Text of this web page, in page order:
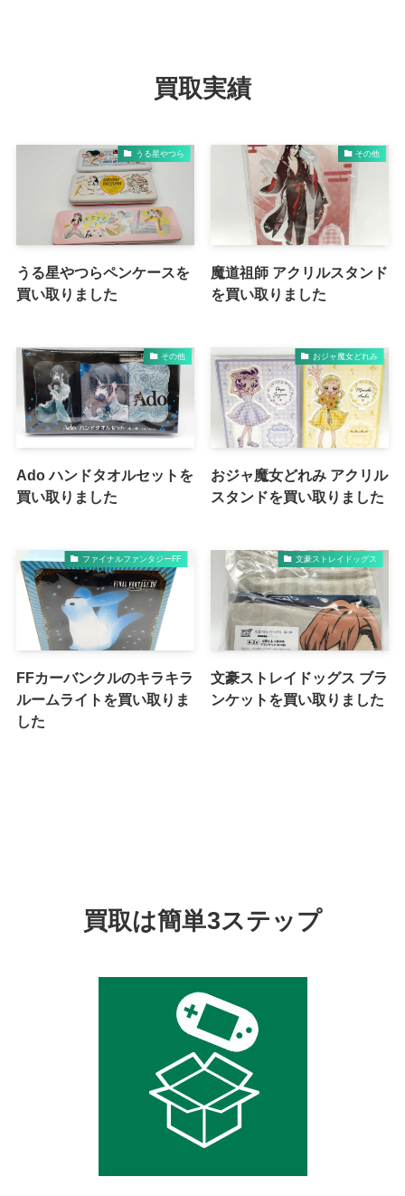
買取実績
うる星やつら
うる星やつらペンケースを
買い取りました
その他
魔道祖師 アクリルスタンド
を買い取りました
その他
Ado ハンドタオルセットを
買い取りました
おジャ魔女どれみ
おジャ魔女どれみ アクリル
スタンドを買い取りました
ファイナルファンタジーFF
FFカーバンクルのキラキラ
ルームライトを買い取りま
した
文豪ストレイドッグス
文豪ストレイドッグス ブラ
ンケットを買い取りました
買取は簡単3ステップ